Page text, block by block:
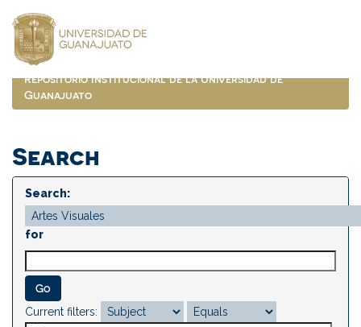
navigation
Repositorio Institucional de la Universidad de
Guanajuato
Search
Search:
for
Current filters: